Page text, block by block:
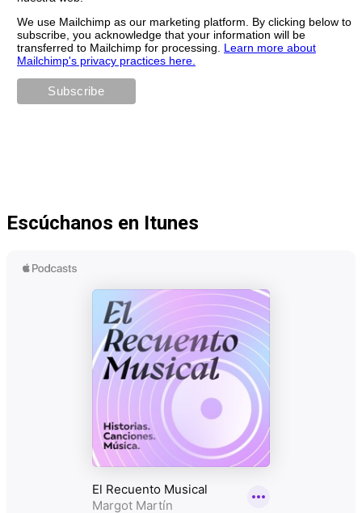
We use Mailchimp as our marketing platform. By clicking below to
subscribe, you acknowledge that your information will be
transferred to Mailchimp for processing. Learn more about
Mailchimp's privacy practices here.
Escúchanos en Itunes